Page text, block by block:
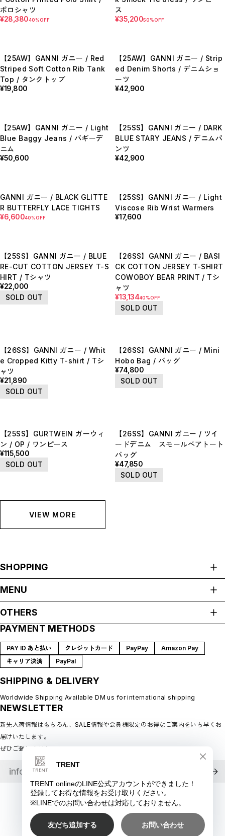
W
Y
【LADIES】ITEM LIST
DRESSES / ワンピース
BAG / バッグ
SHOES / スニーカー,ブーツ,サンダル
SOX,TIGHTS / ソックス,タイツ
HAT,CAP/ハット,キャップ
HOME / 照明
【MEN'S】ITEM LIST
TOPS / トップス
GOODS / ウォレット,バッグ,ベルト,ソックス
HOME / 照明
RESTOCK / 再入荷
お問い合わせ商品(フォームにてご連絡ください）
CLOSE
ポロシャツ
¥28,38040%OFF
ス
¥35,20050%OFF
【25AW】GANNI ガニー / Red
Striped Soft Cotton Rib Tank
Top / タンクトップ
¥19,800
【25AW】GANNI ガニー / Strip
ed Denim Shorts / デニムショ
ーツ
¥42,900
【25AW】GANNI ガニー / Light
Blue Baggy Jeans / バギーデ
ニム
¥50,600
【25SS】GANNI ガニー / DARK
BLUE STARY JEANS / デニムパ
ンツ
¥42,900
GANNI ガニー / BLACK GLITTE
R BUTTERFLY LACE TIGHTS
¥6,60040%OFF
【25SS】GANNI ガニー / Light
Viscose Rib Wrist Warmers
¥17,600
【25SS】GANNI ガニー / BLUE
RE-CUT COTTON JERSEY T-S
HIRT / Tシャツ
¥22,000
SOLD OUT
【26SS】GANNI ガニー / BASI
CK COTTON JERSEY T-SHIRT
COWOBOY BEAR PRINT / Tシ
ャツ
¥13,13440%OFF
SOLD OUT
【26SS】GANNI ガニー / Whit
e Cropped Kitty T-shirt / Tシ
ャツ
¥21,890
SOLD OUT
【26SS】GANNI ガニー / Mini
Hobo Bag / バッグ
¥74,800
SOLD OUT
【25SS】GURTWEIN ガーウィ
ン / OP / ワンピース
¥115,500
SOLD OUT
【26SS】GANNI ガニー / ツイ
ードデニム スモールベアトート
バッグ
¥47,850
SOLD OUT
VIEW MORE
SHOPPING
MENU
SHOP GUIDE
BLOG
MEMBERSHIP
LOGIN
OTHERS
プライバシーポリシー
特定商取引法に基づく表記
会員規約
PAYMENT METHODS
PAY ID あと払い クレジットカード PayPay
Amazon Pay
キャリア決済
PayPal
SHIPPING & DELIVERY
Worldwide Shipping Available DM us for international shipping
NEWSLETTER
新先入荷情報はもちろん、SALE情報や会員様限定のお得なご案内をいち早くお
届けいたします。
ぜひご登録ください♪
©︎ TRENT online